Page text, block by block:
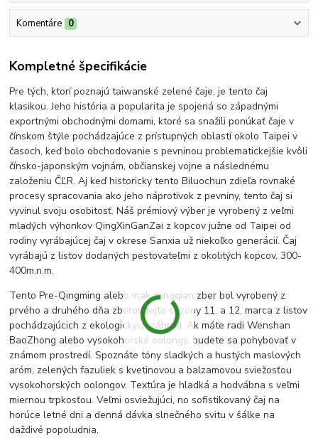
Komentáre 0
Kompletné špecifikácie
Pre tých, ktorí poznajú taiwanské zelené čaje, je tento čaj
klasikou. Jeho história a popularita je spojená so západnými
exportnými obchodnými domami, ktoré sa snažili ponúkať čaje v
čínskom štýle pochádzajúce z prístupných oblastí okolo Taipei v
časoch, keď bolo obchodovanie s pevninou problematickejšie kvôli
čínsko-japonským vojnám, občianskej vojne a následnému
založeniu ČĽR. Aj keď historicky tento Biluochun zdieľa rovnaké
procesy spracovania ako jeho náprotivok z pevniny, tento čaj si
vyvinul svoju osobitosť. Náš prémiový výber je vyrobený z veľmi
mladých výhonkov QingXinGanZai z kopcov južne od Taipei od
rodiny vyrábajúcej čaj v okrese Sanxia už niekoľko generácií. Čaj
vyrábajú z listov dodaných pestovateľmi z okolitých kopcov, 300-
400m.n.m.
Tento Pre-Qingming alebo inak mingqian zber bol vyrobený z
prvého a druhého dňa zberov tejto sezóny 11. a 12. marca z listov
pochádzajúcich z ekologických záhrad. Ak máte radi Wenshan
BaoZhong alebo vysokohorské oolongy, budete sa pohybovať v
známom prostredí. Spoznáte tóny sladkých a hustých maslových
aróm, zelených fazuliek s kvetinovou a balzamovou sviežosťou
vysokohorských oolongov. Textúra je hladká a hodvábna s veľmi
miernou trpkosťou. Veľmi osviežujúci, no sofistikovaný čaj na
horúce letné dni a denná dávka slnečného svitu v šálke na
daždivé popoludnia.